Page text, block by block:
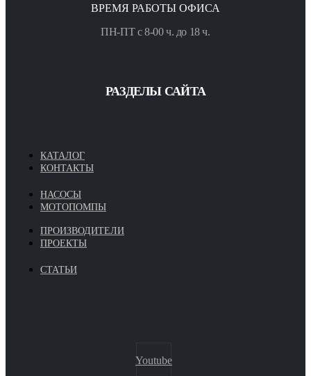
ВРЕМЯ РАБОТЫ ОФИСА
ПН-ПТ с 8-00 ч. до 18 ч.
РАЗДЕЛЫ САЙТА
КАТАЛОГ
КОНТАКТЫ
НАСОСЫ
МОТОПОМПЫ
ПРОИЗВОДИТЕЛИ
ПРОЕКТЫ
СТАТЬИ
Youtube